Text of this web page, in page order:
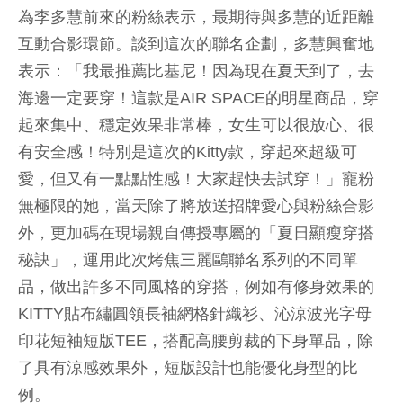
為李多慧前來的粉絲表示，最期待與多慧的近距離
互動合影環節。談到這次的聯名企劃，多慧興奮地
表示：「我最推薦比基尼！因為現在夏天到了，去
海邊一定要穿！這款是AIR SPACE的明星商品，穿
起來集中、穩定效果非常棒，女生可以很放心、很
有安全感！特別是這次的Kitty款，穿起來超級可
愛，但又有一點點性感！大家趕快去試穿！」寵粉
無極限的她，當天除了將放送招牌愛心與粉絲合影
外，更加碼在現場親自傳授專屬的「夏日顯瘦穿搭
秘訣」，運用此次烤焦三麗鷗聯名系列的不同單
品，做出許多不同風格的穿搭，例如有修身效果的
KITTY貼布繡圓領長袖網格針織衫、沁涼波光字母
印花短袖短版TEE，搭配高腰剪裁的下身單品，除
了具有涼感效果外，短版設計也能優化身型的比
例。